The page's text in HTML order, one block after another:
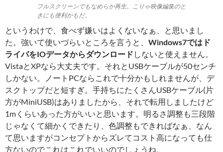
フルスクリーンでもなめらか再生。こりゃ映像編集のと
きにも便利かもだ。
というわけで、食べず嫌いはよくないなぁ、と思いまし
た。強いて使いづらいところを言うと、 Windows7ではド
ライバをIOデータからダウンロード しないと使えません。
VistaとXPなら大丈夫です。それとUSBケーブルが50センチ
しかない。ノートPCならこれで十分かもしれませんが、デ
スクトップだと短すぎ。手持ちにたくさんUSBケーブル(片
方がMiniUSB)はありましたから、それで転用しましたけど
1mくらいあった方がいいと思います。明るさ調整も三段階
じゃなくて細かくできたり、色調整もできればなぁ、なん
て思いますがコンセプトからズレてコスト高になっても仕
方ないのでこれはこれでいいのでしょうね。